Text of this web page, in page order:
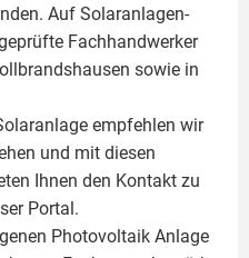
Auf Solaranlagen-
Fachhandwerker
sowie in
empfehlen wir
und mit diesen
Ihnen den Kontakt zu
Portal.
Photovoltaik Anlage